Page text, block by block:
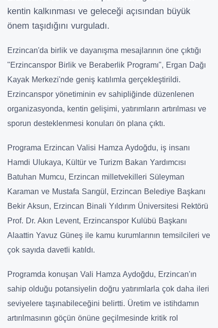
kentin kalkınması ve geleceği açısından büyük
önem taşıdığını vurguladı.
Erzincan'da birlik ve dayanışma mesajlarının öne çıktığı
"Erzincanspor Birlik ve Beraberlik Programı", Ergan Dağı
Kayak Merkezi'nde geniş katılımla gerçekleştirildi.
Erzincanspor yönetiminin ev sahipliğinde düzenlenen
organizasyonda, kentin gelişimi, yatırımların artırılması ve
sporun desteklenmesi konuları ön plana çıktı.
Programa Erzincan Valisi Hamza Aydoğdu, iş insanı
Hamdi Ulukaya, Kültür ve Turizm Bakan Yardımcısı
Batuhan Mumcu, Erzincan milletvekilleri Süleyman
Karaman ve Mustafa Sarıgül, Erzincan Belediye Başkanı
Bekir Aksun, Erzincan Binali Yıldırım Üniversitesi Rektörü
Prof. Dr. Akın Levent, Erzincanspor Kulübü Başkanı
Alaattin Yavuz Güneş ile kamu kurumlarının temsilcileri ve
çok sayıda davetli katıldı.
Programda konuşan Vali Hamza Aydoğdu, Erzincan'ın
sahip olduğu potansiyelin doğru yatırımlarla çok daha ileri
seviyelere taşınabileceğini belirtti. Üretim ve istihdamın
artırılmasının göçün önüne geçilmesinde kritik rol